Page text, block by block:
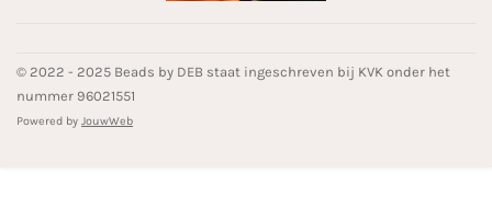
© 2022 - 2025 Beads by DEB staat ingeschreven bij KVK onder het
nummer 96021551
Powered by JouwWeb